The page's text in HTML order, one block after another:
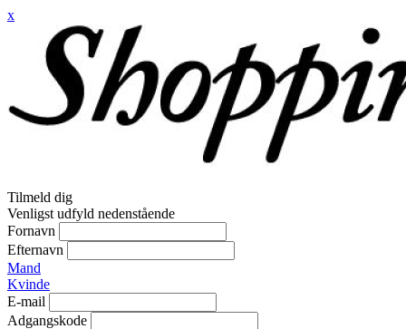
x
Tilmeld dig
Venligst udfyld nedenstående
Fornavn
Efternavn
Mand
Kvinde
E-mail
Adgangskode